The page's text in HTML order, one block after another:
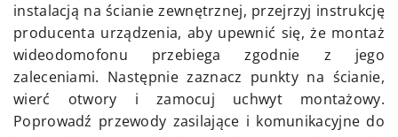
instalacją na ścianie zewnętrznej, przejrzyj instrukcję
producenta urządzenia, aby upewnić się, że montaż
wideodomofonu przebiega zgodnie z jego
zaleceniami. Następnie zaznacz punkty na ścianie,
wierć otwory i zamocuj uchwyt montażowy.
Poprowadź przewody zasilające i komunikacyjne do